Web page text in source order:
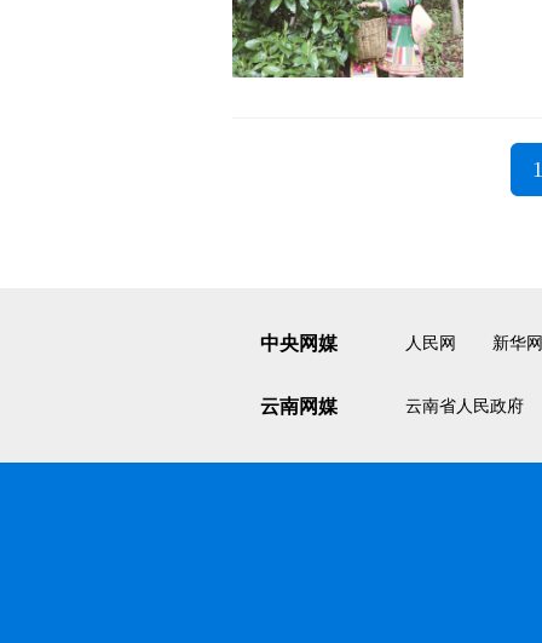
1
中央网媒 人民网 新华网
云南网媒 云南省人民政府